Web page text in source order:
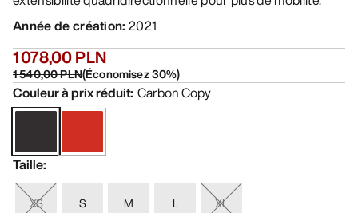
Année de création: 2021
1 078,00 PLN
1 540,00 PLN(Économisez30%)
Couleur à prix réduit: Carbon Copy
Taille:
XS S M L
XL